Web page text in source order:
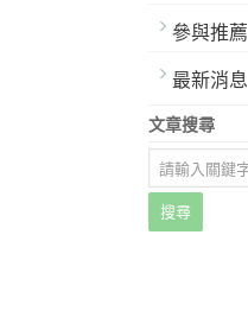
參與推薦
最新消息
文章搜尋
搜尋